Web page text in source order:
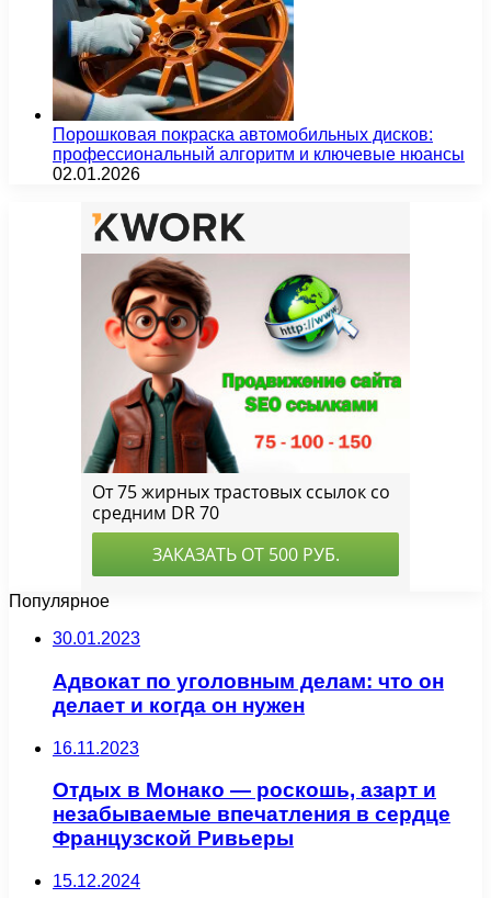
Порошковая покраска автомобильных дисков:
профессиональный алгоритм и ключевые нюансы
02.01.2026
Популярное
30.01.2023
Адвокат по уголовным делам: что он
делает и когда он нужен
16.11.2023
Отдых в Монако — роскошь, азарт и
незабываемые впечатления в сердце
Французской Ривьеры
15.12.2024